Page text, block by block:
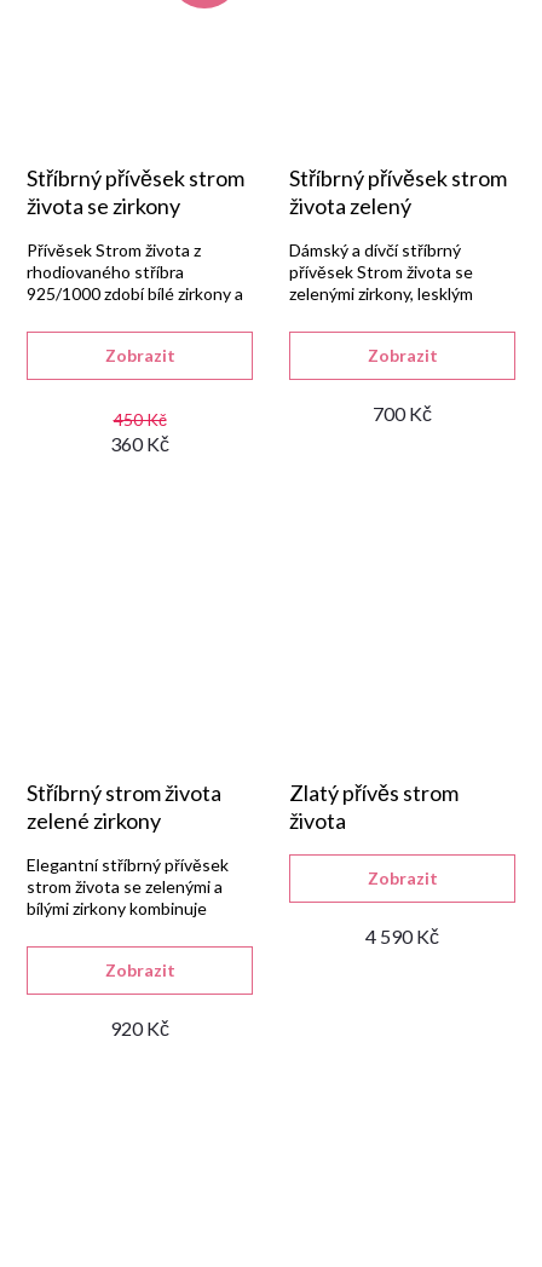
Stříbrný přívěsek strom
života se zirkony
450 Kč
360 Kč
Zobrazit
Přívěsek Strom života z
rhodiovaného stříbra
925/1000 zdobí bílé zirkony a
Stříbrný přívěsek strom
života zelený
700 Kč
Zobrazit
Dámský a dívčí stříbrný
přívěsek Strom života se
zelenými zirkony, lesklým
rozměrem 25 × 19 mm.
Stříbrný strom života
zelené zirkony
920 Kč
Zobrazit
Elegantní stříbrný přívěsek
strom života se zelenými a
bílými zirkony kombinuje
barevný detail.
Zlatý přívěs strom
života
4 590 Kč
Zobrazit